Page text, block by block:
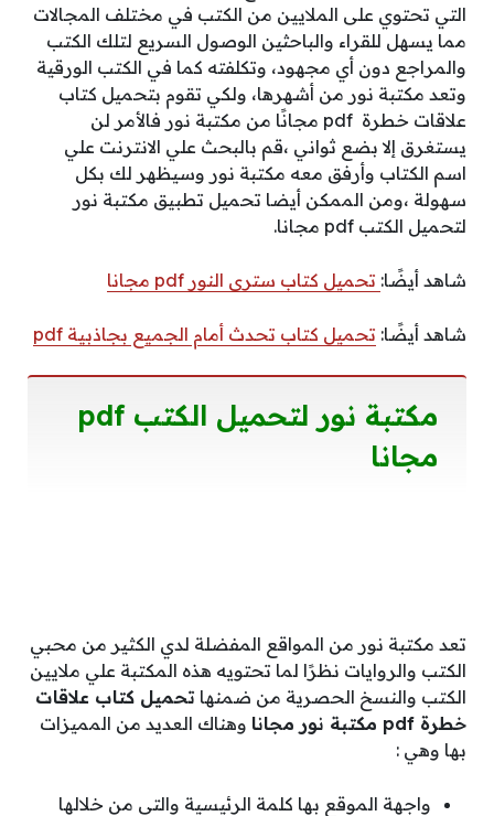
التي تحتوي على الملايين من الكتب في مختلف المجالات
مما يسهل للقراء والباحثين الوصول السريع لتلك الكتب
والمراجع دون أي مجهود، وتكلفته كما في الكتب الورقية
وتعد مكتبة نور من أشهرها، ولكي تقوم بتحميل كتاب
علاقات خطرة pdf مجانًا من مكتبة نور فالأمر لن
يستغرق إلا بضع ثواني ،قم بالبحث علي الانترنت علي
اسم الكتاب وأرفق معه مكتبة نور وسيظهر لك بكل
سهولة ،ومن الممكن أيضا تحميل تطبيق مكتبة نور
لتحميل الكتب pdf مجانا.
شاهد أيضًا: تحميل كتاب سترى النور pdf مجانا
شاهد أيضًا: تحميل كتاب تحدث أمام الجميع بجاذبية pdf
مكتبة نور لتحميل الكتب pdf
مجانا
تعد مكتبة نور من المواقع المفضلة لدي الكثير من محبي
الكتب والروايات نظرًا لما تحتويه هذه المكتبة علي ملايين
الكتب والنسخ الحصرية من ضمنها تحميل كتاب علاقات
خطرة pdf مكتبة نور مجانا
وهناك العديد من المميزات
بها وهي :
واجهة الموقع بها كلمة الرئيسية والتي من خلالها